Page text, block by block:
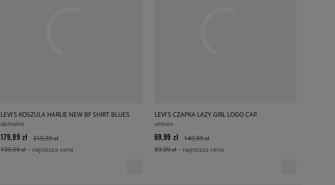
LEVI'S KOSZULA HARLIE NEW BF SHIRT BLUES
damskie
179,99 zł
319,99 zł
199,99 zł - najniższa cena
LEVI'S CZAPKA LAZY GIRL LOGO CAP
unisex
69,99 zł
149,99 zł
89,99 zł - najniższa cena